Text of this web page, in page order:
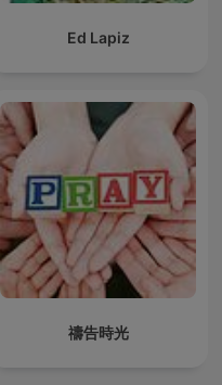
Ed Lapiz
禱告時光